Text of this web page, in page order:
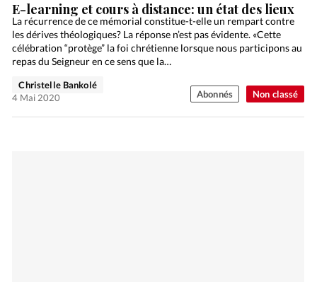
Non classé
E-learning et cours à distance: un état des lieux
La récurrence de ce mémorial constitue-t-elle un rempart contre
les dérives théologiques? La réponse n’est pas évidente. «Cette
célébration “protège” la foi chrétienne lorsque nous participons au
repas du Seigneur en ce sens que la…
Christelle Bankolé
4 Mai 2020
Abonnés